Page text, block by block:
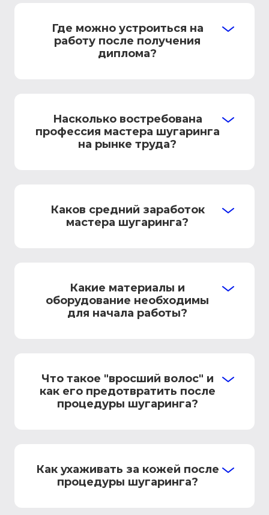
Где можно устроиться на
работу после получения
диплома?
Насколько востребована
профессия мастера шугаринга
на рынке труда?
Каков средний заработок
мастера шугаринга?
Какие материалы и
оборудование необходимы
для начала работы?
Что такое "вросший волос" и
как его предотвратить после
процедуры шугаринга?
Как ухаживать за кожей после
процедуры шугаринга?